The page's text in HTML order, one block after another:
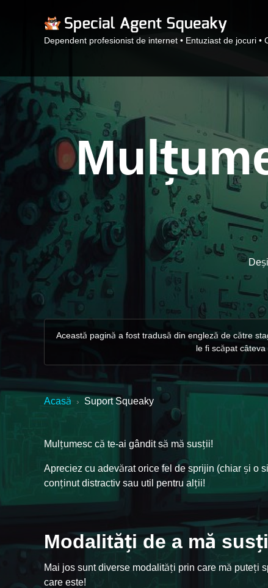
Dependent profesionist de internet • Entuziast de jocuri •
Această pagină a fost tradusă din engleză de către
le fi scăpat
Acasă › Suport Squeaky
Mulțumesc că te-ai gândit să mă susții!
Apreciez cu adevărat orice fel de sprijin (chiar și o
conținut distractiv sau util pentru alții!
Modalități de a mă
Mai jos sunt diverse modalități prin care mă puteți
care este!
Abonează-te pe YouTube
Cumpără cafea